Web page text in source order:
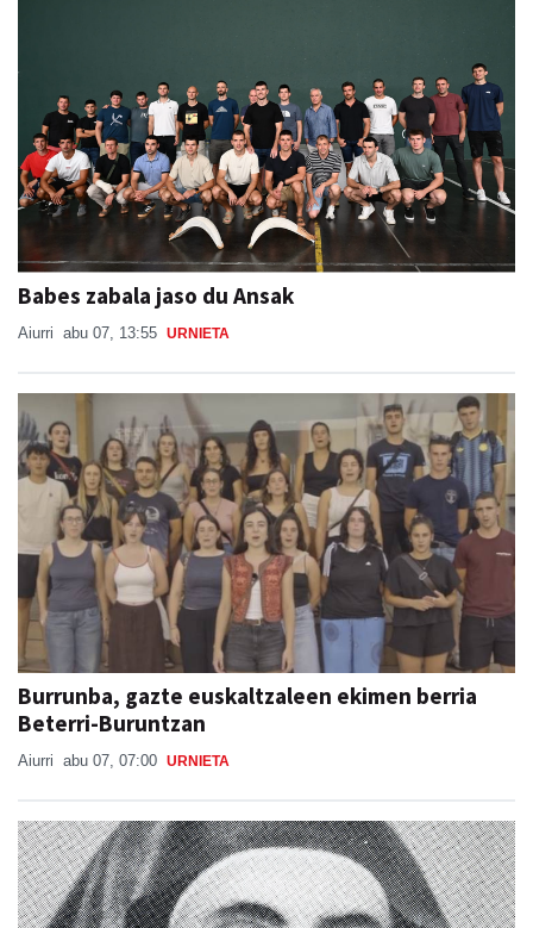
Babes zabala jaso du Ansak
Aiurri abu 07, 13:55 URNIETA
Burrunba, gazte euskaltzaleen ekimen berria
Beterri-Buruntzan
Aiurri abu 07, 07:00 URNIETA